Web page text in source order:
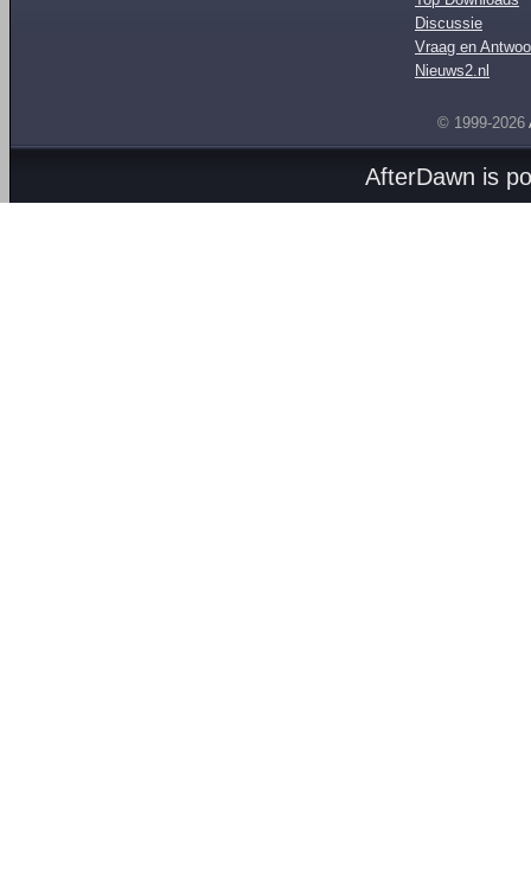
Discussie
Vraag en
Nieuws2.nl
© 1999-2026
AfterDawn is